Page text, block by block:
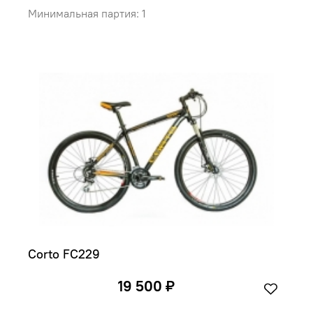
Минимальная партия: 1
Corto FC229
19 500 ₽